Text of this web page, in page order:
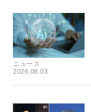
ニュース
2026.08.03